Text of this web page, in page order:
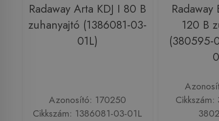
Radaway Arta KDJ I 80 B
zuhanyajtó (1386081-03-
01L)
Azonosító: 170250
Cikkszám: 1386081-03-01L
Radaway
120 B
(380595-